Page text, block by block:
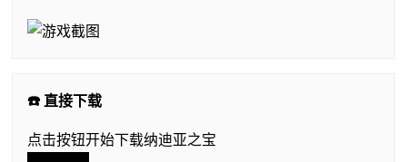
☎️ 直接下载
点击按钮开始下载纳迪亚之宝